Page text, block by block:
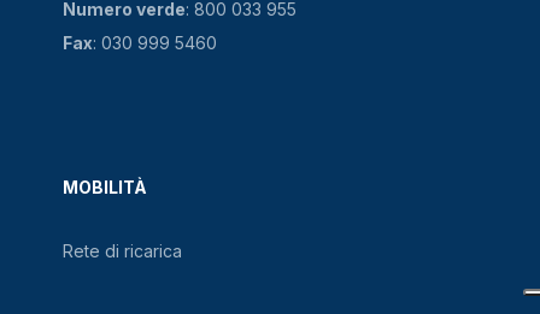
MOBILITÀ
Rete di ricarica
Numero verde: 800 033 955
Fax: 030 999 5460